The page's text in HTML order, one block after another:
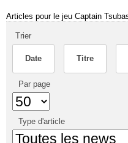
Articles pour le jeu Captain
Trier
Date Titre
Par page
Type d'article